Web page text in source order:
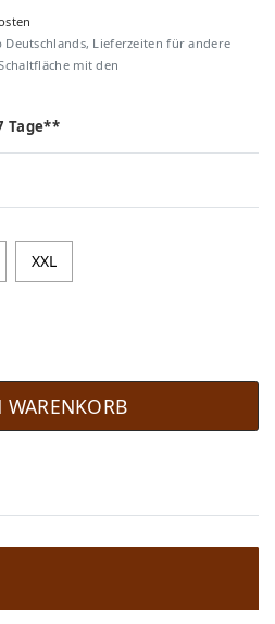
Lieferzeiten für andere
mit den
Tage**
XXL